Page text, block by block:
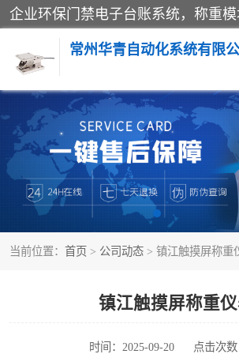
常州华青自动化系统有限
当前位置： 首页 > 公司动态 > 镇江触摸屏称重
镇江触摸屏称重
时间：2025-09-20 点击次数
称重模块
手工配料系统
自动化配料系统
屠宰轨道秤
移动源环保门禁电子台账系统